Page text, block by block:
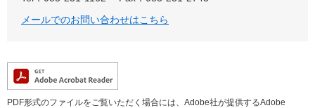
メールでのお問い合わせはこちら
PDF形式のファイルをご覧いただく場合には、Adobe社が提供するAdobe